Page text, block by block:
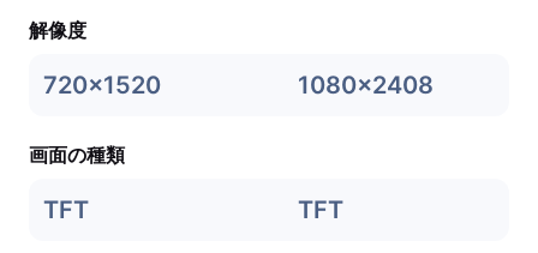
解像度
720x1520 1080x2408
画面の種類
TFT TFT